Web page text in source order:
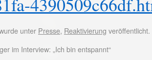
unter Presse, Reaktivierung
im Interview: „Ich bin entspannt“